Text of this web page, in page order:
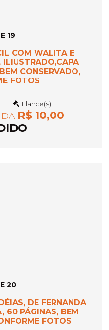
19
COM WALITA E
ILIUSTRADO,CAPA
CONSERVADO,
FOTOS
1 lance(s)
R$ 10,00
20
DE FERNANDA
60 PÁGINAS, BEM
FOTOS